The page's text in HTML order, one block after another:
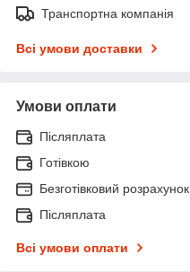
Транспортна компанія
Всі умови доставки
Умови оплати
Післяплата
Готівкою
Безготівковий розрахунок
Післяплата
Всі умови оплати